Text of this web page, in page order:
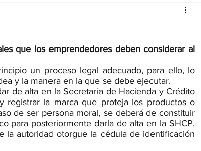
que los emprendedores deben considerar al
un proceso legal adecuado, para ello, lo
y la manera en la que se debe ejecutar.
de alta en la Secretaría de Hacienda y Crédito
registrar la marca que proteja los productos o
de ser persona moral, se deberá de constituir
para posteriormente darla de alta en la SHCP,
autoridad otorgue la cédula de identificación